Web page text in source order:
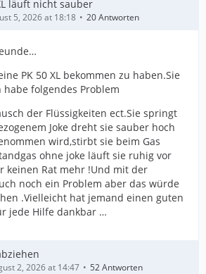
läuft nicht sauber
5, 2026 at 18:18 20 Antworten
PK 50 XL bekommen zu haben.Sie
habe folgendes Problem
der Flüssigkeiten ect.Sie springt
Joke dreht sie sauber hoch
wird,stirbt sie beim Gas
ohne joke läuft sie ruhig vor
keinen Rat mehr !Und mit der
noch ein Problem aber das würde
.Vielleicht hat jemand einen guten
jede Hilfe dankbar …
2, 2026 at 14:47 52 Antworten